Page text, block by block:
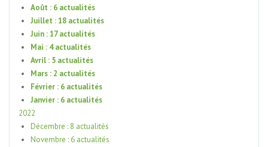
Août : 6 actualités
Juillet : 18 actualités
Juin : 17 actualités
Mai : 4 actualités
Avril : 5 actualités
Mars : 2 actualités
Février : 6 actualités
Janvier : 6 actualités
2022
Décembre : 8 actualités
Novembre : 6 actualités